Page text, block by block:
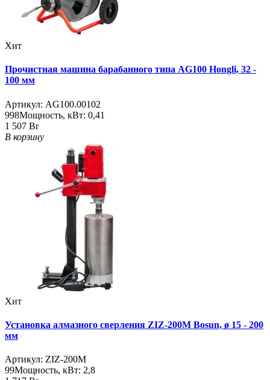
Хит
Прочистная машина барабанного типа AG100 Hongli, 32 -
100 мм
Артикул: AG100.00102
998Мощность, кВт: 0,41
1 507 Br
В корзину
Хит
Установка алмазного сверления ZIZ-200M Bosun, ø 15 - 200
мм
Артикул: ZIZ-200M
99Мощность, кВт: 2,8